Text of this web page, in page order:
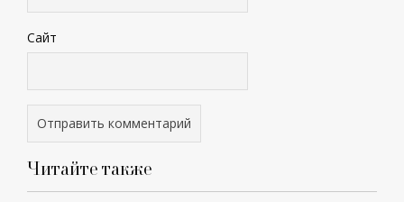
Сайт
Читайте также